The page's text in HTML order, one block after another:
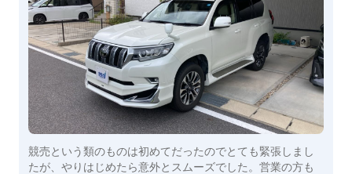
競売という類のものは初めてだったのでとても緊張しまし
たが、やりはじめたら意外とスムーズでした。営業の方も